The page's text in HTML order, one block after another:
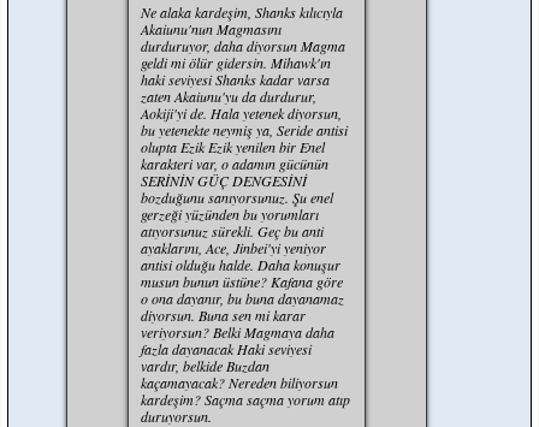
Ne alaka kardeşim, Shanks kılıcıyla
Akaiunu'nun Magmasını
durduruyor, daha diyorsun Magma
geldi mi ölür gidersin. Mihawk'ın
haki seviyesi Shanks kadar varsa
zaten Akaiunu'yu da durdurur,
Aokiji'yi de. Hala yetenek diyorsun,
bu yetenekte neymiş ya, Seride antisi
olupta Ezik Ezik yenilen bir Enel
karakteri var, o adamın gücünün
SERİNİN GÜÇ DENGESİNİ
bozduğunu sanıyorsunuz. Şu enel
gerzeği yüzünden bu yorumları
atıyorsunuz sürekli. Geç bu anti
ayaklarını, Ace, Jinbei'yi yeniyor
antisi olduğu halde. Daha konuşur
musun bunun üstüne? Kafana göre
o ona dayanır, bu buna dayanamaz
diyorsun. Buna sen mi karar
veriyorsun? Belki Magmaya daha
fazla dayanacak Haki seviyesi
vardır, belkide Buzdan
kaçamayacak? Nereden biliyorsun
kardeşim? Saçma saçma yorum atıp
duruyorsun.